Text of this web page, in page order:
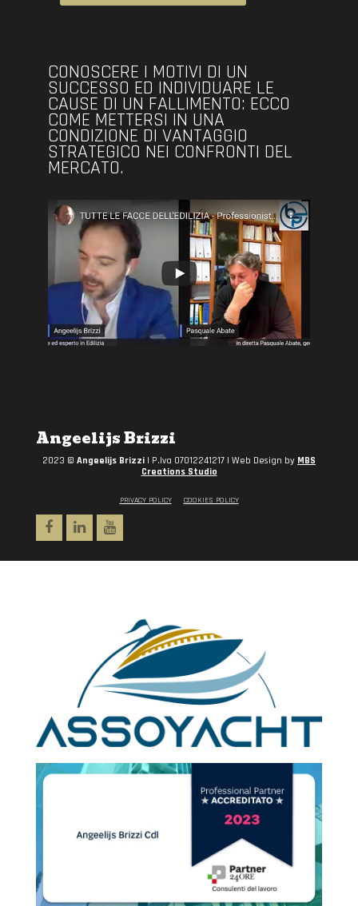
CONOSCERE I MOTIVI DI UN
SUCCESSO ED INDIVIDUARE LE
CAUSE DI UN FALLIMENTO: ECCO
COME METTERSI IN UNA
CONDIZIONE DI VANTAGGIO
STRATEGICO NEI CONFRONTI DEL
MERCATO.
Angeelijs Brizzi
2023 © Angeelijs Brizzi | P.Iva 07012241217 | Web Design by MBS
Creations Studio
PRIVACY POLICY COOKIES POLICY
Facebook
Linkedin